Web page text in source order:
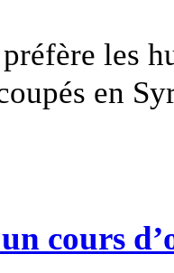
les
en
cours